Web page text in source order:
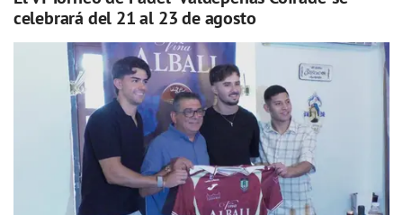
celebrará del 21 al 23 de agosto